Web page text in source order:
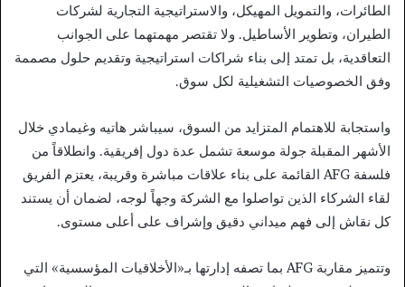
الطائرات، والتمويل المهيكل، والاستراتيجية التجارية لشركات
الطيران، وتطوير الأساطيل. ولا تقتصر مهمتهما على الجوانب
التعاقدية، بل تمتد إلى بناء شراكات استراتيجية وتقديم حلول مصممة
وفق الخصوصيات التشغيلية لكل سوق.
واستجابة للاهتمام المتزايد من السوق، سيباشر هاتيه وغيمادي خلال
الأشهر المقبلة جولة موسعة تشمل عدة دول إفريقية. وانطلاقاً من
فلسفة AFG القائمة على بناء علاقات مباشرة وقريبة، يعتزم الفريق
لقاء الشركاء الذين تواصلوا مع الشركة وجهاً لوجه، لضمان أن يستند
كل نقاش إلى فهم ميداني دقيق وإشراف على أعلى مستوى.
وتتميز مقاربة AFG بما تصفه إدارتها بـ«الأخلاقيات المؤسسية» التي